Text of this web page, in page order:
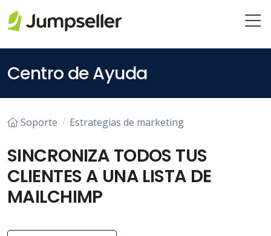
Centro de Ayuda
Soporte Estrategias de marketing
SINCRONIZA TODOS TUS
CLIENTES A UNA LISTA DE
MAILCHIMP